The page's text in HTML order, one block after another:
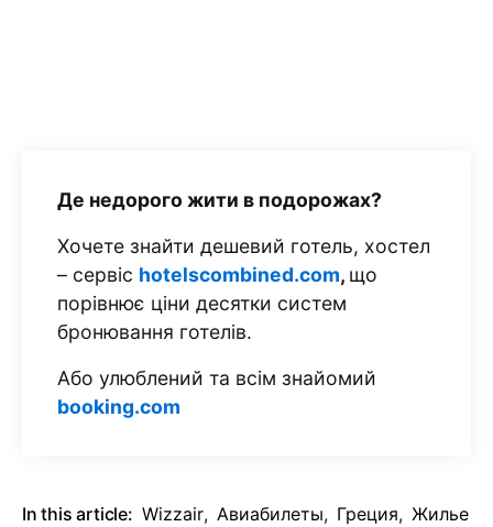
Де недорого жити в подорожах?
Хочете знайти дешевий готель, хостел
– сервіс hotelscombined.com, що
порівнює ціни десятки систем
бронювання готелів.
Або улюблений та всім знайомий
booking.com
In this article: Wizzair, Авиабилеты, Греция, Жилье